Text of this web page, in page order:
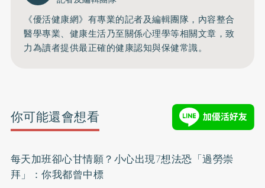
《優活健康網》有專業的記者及編輯團隊，內容整合
醫學專業、健康生活乃至關係心理學等相關文章，致
力為讀者提供最正確的健康認知與保健常識。
你可能還會想看
每天加班卻心甘情願？小心出現7想法恐「過勞崇
拜」：你我都曾中標